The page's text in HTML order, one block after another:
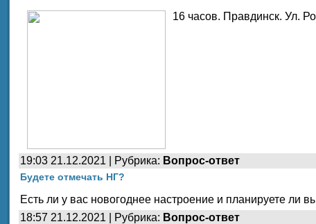
16 часов. Правдинск. Ул.
19:03 21.12.2021 | Рубрика: Вопрос-ответ
Будете отмечать НГ?
Есть ли у вас новогоднее настроение и планируете ли
18:57 21.12.2021 | Рубрика: Вопрос-ответ